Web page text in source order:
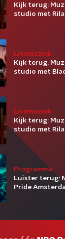
Kijk terug:
studio met
Livemuziek
Kijk terug:
studio met
Livemuziek
Kijk terug:
studio met
Programma
Luister terug:
Pride